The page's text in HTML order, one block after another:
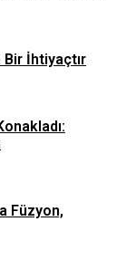
Bir İhtiyaçtır
Füzyon,